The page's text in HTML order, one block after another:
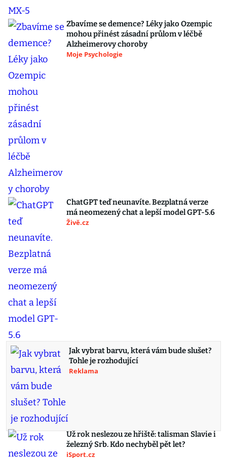
Zbavíme se demence? Léky jako Ozempic
mohou přinést zásadní průlom v léčbě
Alzheimerovy choroby
Moje Psychologie
ChatGPT teď neunavíte. Bezplatná verze
má neomezený chat a lepší model GPT-5.6
Živě.cz
Jak vybrat barvu, která vám bude slušet?
Tohle je rozhodující
Reklama
Už rok neslezou ze hřiště: talisman Slavie i
železný Srb. Kdo nechyběl pět let?
iSport.cz